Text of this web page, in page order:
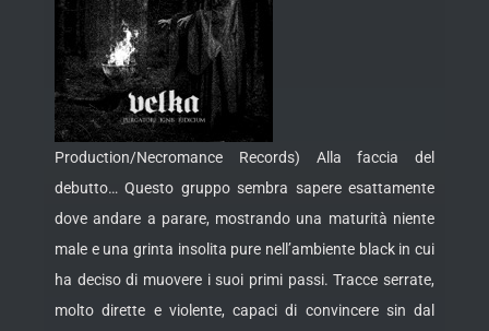
Production/Necromance Records) Alla faccia del
debutto… Questo gruppo sembra sapere esattamente
dove andare a parare, mostrando una maturità niente
male e una grinta insolita pure nell’ambiente black in cui
ha deciso di muovere i suoi primi passi.Tracce serrate,
molto dirette e violente, capaci di convincere sin dal